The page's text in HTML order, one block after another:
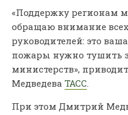
«Поддержку регионам
обращаю внимание
руководителей: это
пожары нужно тушить
министерств»,
Медведева ТАСС
При этом Дмитрий